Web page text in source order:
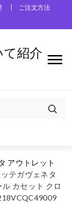
ご注文方法
紹介
アウトレット
テガヴェネタ
カセット クロ